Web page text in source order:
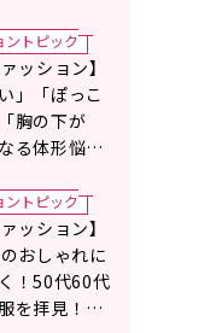
ントピック
ッション】
」「ぽっこ
胸の下が
る体形悩み
をスタイリ
く子さんが
！
ントピック
ッション】
おしゃれに
！50代60代
を拝見！白